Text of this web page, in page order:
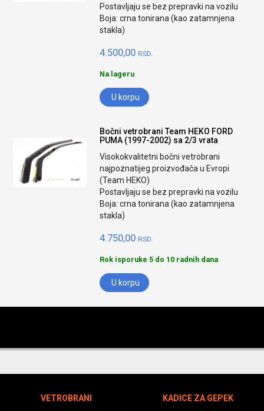
Postavljaju se bez prepravki na vozilu
Boja: crna tonirana (kao zatamnjena
stakla)
4.500,00 RSD.
Na lageru
U korpu
Bočni vetrobrani Team HEKO FORD
PUMA (1997-2002) sa 2/3 vrata
Visokokvalitetni bočni vetrobrani
najpoznatijeg proizvođača u Evropi
(Team HEKO)
Postavljaju se bez prepravki na vozilu
Boja: crna tonirana (kao zatamnjena
stakla)
4.750,00 RSD.
Rok isporuke 5 do 10 radnih dana
U korpu
VETROBRANI KADICE ZA GEPEK